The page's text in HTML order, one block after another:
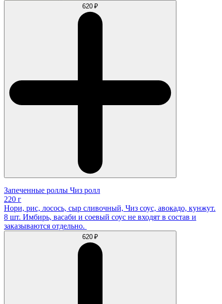
620 ₽
Запеченные роллы Чиз ролл
220 г
Нори, рис, лосось, сыр сливочный, Чиз соус, авокадо, кунжут.
8 шт. Имбирь, васаби и соевый соус не входят в состав и
заказываются отдельно.
620 ₽